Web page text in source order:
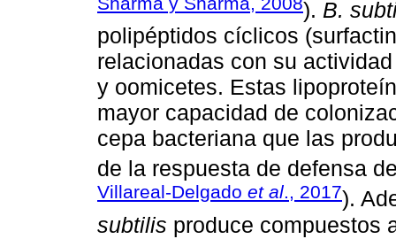
). B.
polipéptidos cíclicos
relacionadas con su
y oomicetes. Estas
mayor capacidad de
cepa bacteriana que las
de la respuesta de defensa
Villareal-Delgado et al., 2017).
subtilis produce compuestos